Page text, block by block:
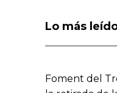
Lo más
Foment del